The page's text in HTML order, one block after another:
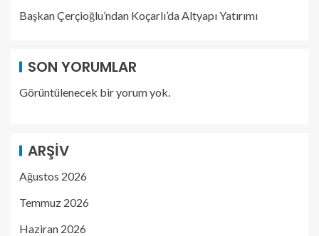
Başkan Çerçioğlu’ndan Koçarlı’da Altyapı Yatırımı
SON YORUMLAR
Görüntülenecek bir yorum yok.
ARŞIV
Ağustos 2026
Temmuz 2026
Haziran 2026